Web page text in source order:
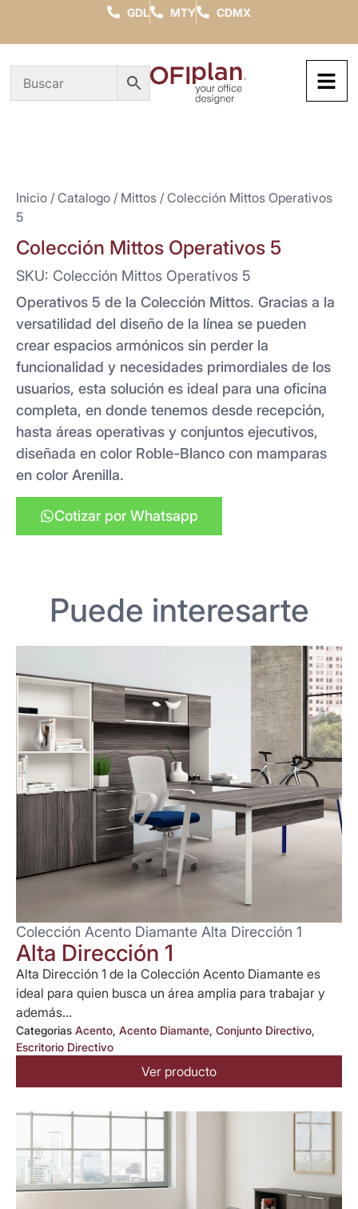
GDL MTY CDMX
Inicio / Catalogo / Mittos / Colección Mittos Operativos
5
Colección Mittos Operativos 5
SKU: Colección Mittos Operativos 5
Operativos 5 de la Colección Mittos. Gracias a la
versatilidad del diseño de la línea se pueden
crear espacios armónicos sin perder la
funcionalidad y necesidades primordiales de los
usuarios, esta solución es ideal para una oficina
completa, en donde tenemos desde recepción,
hasta áreas operativas y conjuntos ejecutivos,
diseñada en color Roble-Blanco con mamparas
en color Arenilla.
Cotizar por Whatsapp
Puede interesarte
Colección Acento Diamante Alta Dirección 1
Alta Dirección 1
Alta Dirección 1 de la Colección Acento Diamante es
ideal para quien busca un área amplia para trabajar y
además...
Categorias Acento, Acento Diamante, Conjunto Directivo,
Escritorio Directivo
Ver producto